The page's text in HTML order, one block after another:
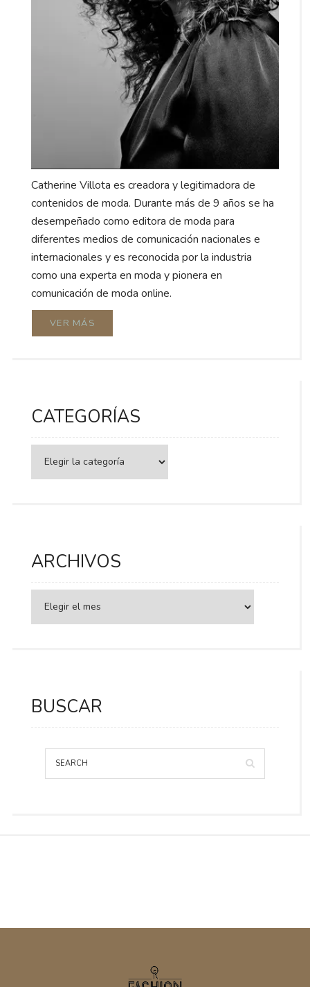
Catherine Villota es creadora y legitimadora de
contenidos de moda. Durante más de 9 años se ha
desempeñado como editora de moda para
diferentes medios de comunicación nacionales e
internacionales y es reconocida por la industria
como una experta en moda y pionera en
comunicación de moda online.
VER MÁS
CATEGORÍAS
ARCHIVOS
BUSCAR